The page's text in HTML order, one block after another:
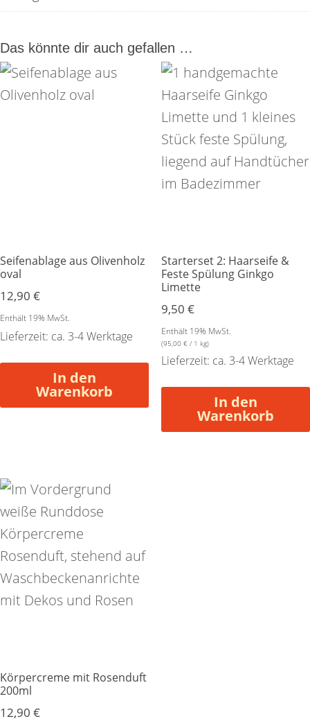
Das könnte dir auch gefallen …
Seifenablage aus Olivenholz
oval
12,90 €
Enthält 19% MwSt.
Lieferzeit: ca. 3-4 Werktage
In den
Warenkorb
Starterset 2: Haarseife &
Feste Spülung Ginkgo
Limette
9,50 €
Enthält 19% MwSt.
(95,00 €/ 1 kg)
Lieferzeit: ca. 3-4 Werktage
In den
Warenkorb
Körpercreme mit Rosenduft
200ml
12,90 €